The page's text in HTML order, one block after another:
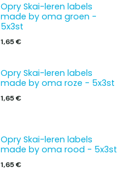
Opry Skai-leren labels
made by oma groen -
5x3st
1,65€
Opry Skai-leren labels
made by oma roze - 5x3st
1,65€
Opry Skai-leren labels
made by oma rood - 5x3st
1,65€